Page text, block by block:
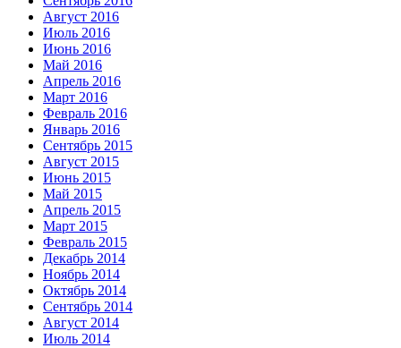
Август 2016
Июль 2016
Июнь 2016
Май 2016
Апрель 2016
Март 2016
Февраль 2016
Январь 2016
Сентябрь 2015
Август 2015
Июнь 2015
Май 2015
Апрель 2015
Март 2015
Февраль 2015
Декабрь 2014
Ноябрь 2014
Октябрь 2014
Сентябрь 2014
Август 2014
Июль 2014